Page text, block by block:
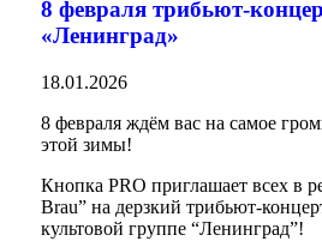
8 февраля трибьют-
«Ленинград»
18.01.2026
8 февраля ждём вас на самое
этой зимы!
Кнопка PRO приглашает всех в
Brau” на дерзкий трибьют-
культовой группе “Ленинград”!